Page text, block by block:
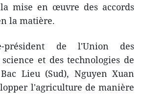
mise en œuvre des accords
la matière.
président de l'Union des
science et des technologies de
Lieu (Sud), Nguyen Xuan
l'agriculture de manière